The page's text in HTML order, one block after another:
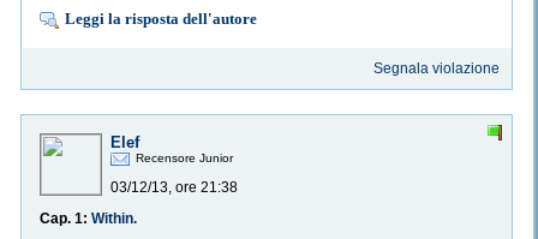
Leggi la risposta dell'autore
Segnala violazione
Elef
Recensore Junior
03/12/13, ore 21:38
Cap. 1: Within.